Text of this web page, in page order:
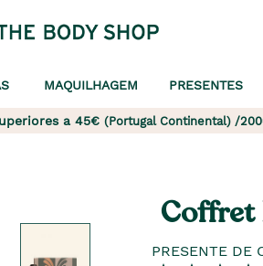
MAQUILHAGEM PRESENTES
a 45€ (Portugal Continental) /
Coffret
PRESENTE DE